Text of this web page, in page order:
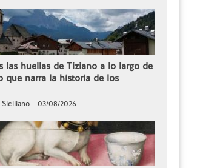
las huellas de Tiziano a lo largo de
que narra la historia de los
Siciliano - 03/08/2026